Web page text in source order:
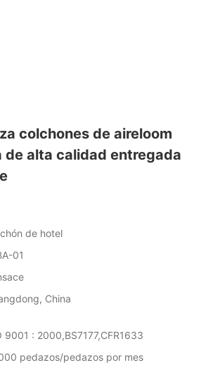
colchones de aireloom
de alta calidad entregada
de hotel
01
China
9001 : 2000,BS7177,CFR1633
pedazos/pedazos por mes